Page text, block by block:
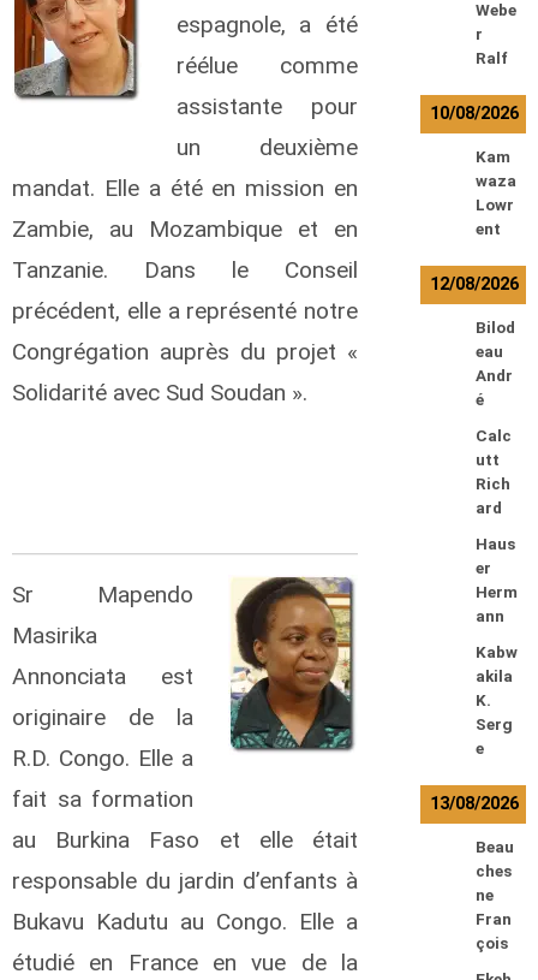
espagnole, a été
réélue comme
assistante pour
un deuxième
mandat. Elle a été en mission en
Zambie, au Mozambique et en
Tanzanie. Dans le Conseil
précédent, elle a représenté notre
Congrégation auprès du projet «
Solidarité avec Sud Soudan ».
Sr Mapendo
Masirika
Annonciata est
originaire de la
R.D. Congo. Elle a
fait sa formation
au Burkina Faso et elle était
responsable du jardin d’enfants à
Bukavu Kadutu au Congo. Elle a
étudié en France en vue de la
Webe
r
Ralf
10/08/2026
Kam
waza
Lowr
ent
12/08/2026
Bilod
eau
Andr
é
Calc
utt
Rich
ard
Haus
er
Herm
ann
Kabw
akila
K.
Serg
e
13/08/2026
Beau
ches
ne
Fran
çois